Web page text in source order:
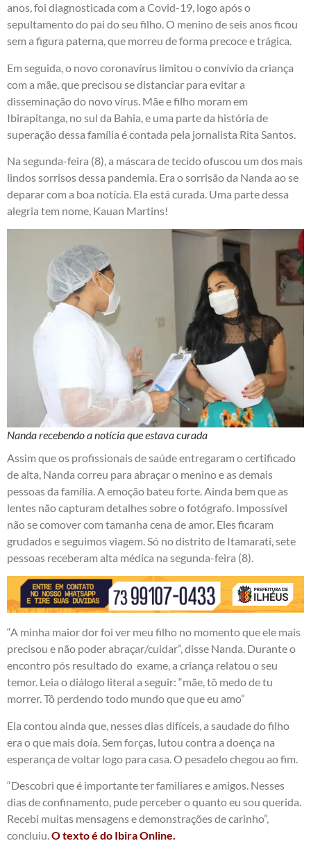
anos, foi diagnosticada com a Covid-19, logo após o
sepultamento do pai do seu filho. O menino de seis anos ficou
sem a figura paterna, que morreu de forma precoce e trágica.
Em seguida, o novo coronavírus limitou o convívio da criança
com a mãe, que precisou se distanciar para evitar a
disseminação do novo vírus. Mãe e filho moram em
Ibirapitanga, no sul da Bahia, e uma parte da história de
superação dessa família é contada pela jornalista Rita Santos.
Na segunda-feira (8), a máscara de tecido ofuscou um dos mais
lindos sorrisos dessa pandemia. Era o sorrisão da Nanda ao se
deparar com a boa notícia. Ela está curada. Uma parte dessa
alegria tem nome, Kauan Martins!
Nanda recebendo a notícia que estava curada
Assim que os profissionais de saúde entregaram o certificado
de alta, Nanda correu para abraçar o menino e as demais
pessoas da família. A emoção bateu forte. Ainda bem que as
lentes não capturam detalhes sobre o fotógrafo. Impossível
não se comover com tamanha cena de amor. Eles ficaram
grudados e seguimos viagem. Só no distrito de Itamarati, sete
pessoas receberam alta médica na segunda-feira (8).
“A minha maior dor foi ver meu filho no momento que ele mais
precisou e não poder abraçar/cuidar”, disse Nanda. Durante o
encontro pós resultado do exame, a criança relatou o seu
temor. Leia o diálogo literal a seguir: “mãe, tô medo de tu
morrer. Tô perdendo todo mundo que que eu amo”
Ela contou ainda que, nesses dias difíceis, a saudade do filho
era o que mais doía. Sem forças, lutou contra a doença na
esperança de voltar logo para casa. O pesadelo chegou ao fim.
“Descobri que é importante ter familiares e amigos. Nesses
dias de confinamento, pude perceber o quanto eu sou querida.
Recebi muitas mensagens e demonstrações de carinho”,
concluiu.O texto é do Ibira Online.